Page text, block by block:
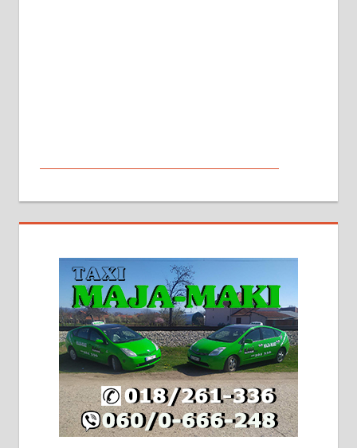
МАЛИ ОГЛАСИ
На продају кућа у Алексинцу,
2х150м2, две гараже, централно
грејање на гас и дрва. Две
адресе. 063/71-74-023
Издајем комплетно опремљену
халу на Житковачком путу, на
плацу површине око 7 ари.
064/321-80-51; 063/102-35-25